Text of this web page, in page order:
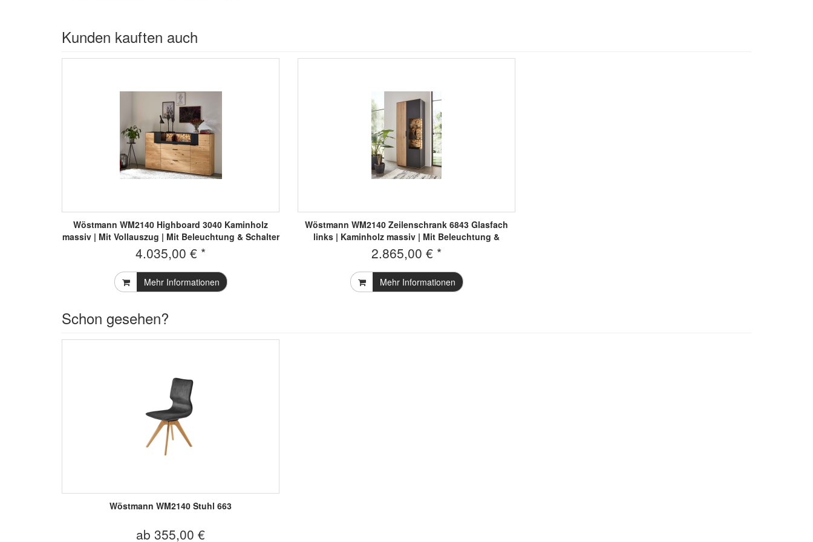
Kunden kauften auch
Wöstmann WM2140 Highboard 3040 Kaminholz
massiv | Mit Vollauszug | Mit Beleuchtung & Schalter
4.035,00 € *
Mehr Informationen
Wöstmann WM2140 Zeilenschrank 6843 Glasfach
links | Kaminholz massiv | Mit Beleuchtung &
Schalter
2.865,00 € *
Mehr Informationen
Schon gesehen?
Wöstmann WM2140 Stuhl 663
ab 355,00 €